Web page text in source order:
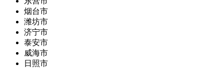
烟台市
潍坊市
济宁市
泰安市
威海市
日照市